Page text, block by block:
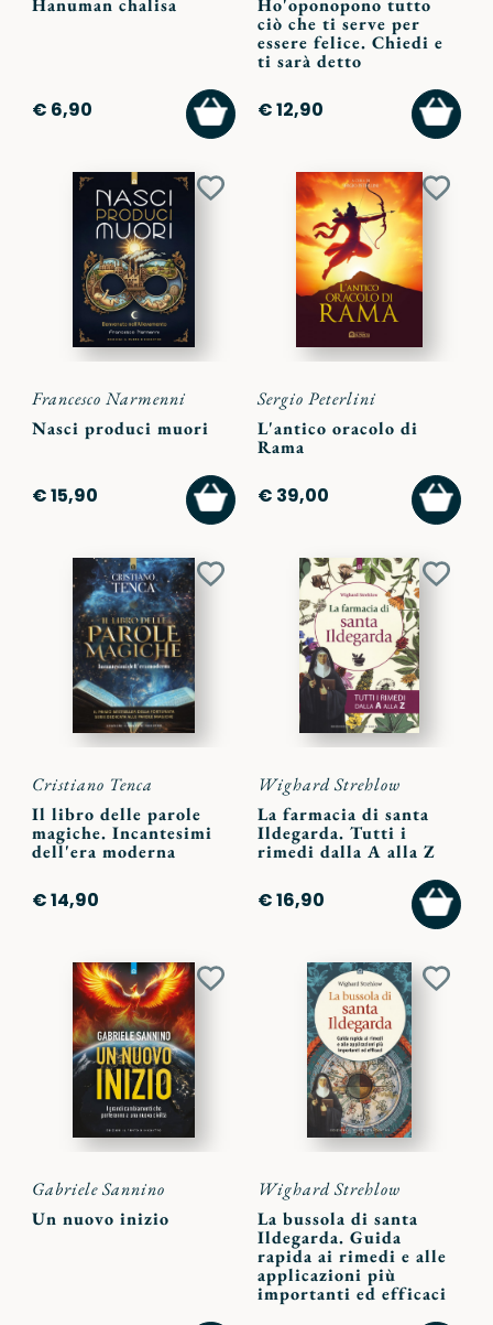
Hanuman chalisa
€ 6,90
AGGIUNGI
AL
CARRELLO
Ho'oponopono tutto
ciò che ti serve per
essere felice. Chiedi e
ti sarà detto
€ 12,90
AL
Aggiungi
Francesco Narmenni
Nasci produci muori
€ 15,90
AGGIUNGI
AL
CARRELLO
Sergio Peterlini
L'antico oracolo di
Rama
€ 39,00
AL
Aggiungi
Cristiano Tenca
Il libro delle parole
magiche. Incantesimi
dell'era moderna
€ 14,90
Wighard Strehlow
La farmacia di santa
Ildegarda. Tutti i
rimedi dalla A alla Z
€ 16,90
AL
Aggiungi
Gabriele Sannino
Un nuovo inizio
Wighard Strehlow
La bussola di santa
Ildegarda. Guida
rapida ai rimedi e alle
applicazioni più
importanti ed efficaci